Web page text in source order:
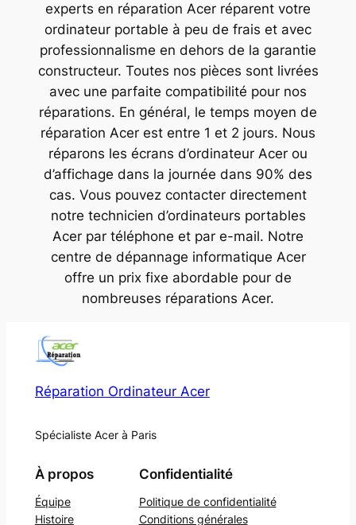
experts en réparation Acer réparent votre
ordinateur portable à peu de frais et avec
professionnalisme en dehors de la garantie
constructeur. Toutes nos pièces sont livrées
avec une parfaite compatibilité pour nos
réparations. En général, le temps moyen de
réparation Acer est entre 1 et 2 jours. Nous
réparons les écrans d’ordinateur Acer ou
d’affichage dans la journée dans 90% des
cas. Vous pouvez contacter directement
notre technicien d’ordinateurs portables
Acer par téléphone et par e-mail. Notre
centre de dépannage informatique Acer
offre un prix fixe abordable pour de
nombreuses réparations Acer.
Réparation Ordinateur Acer
Spécialiste Acer à Paris
À propos
Équipe
Histoire
Confidentialité
Politique de confidentialité
Conditions générales